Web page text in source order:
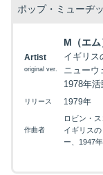
ポップ・ミューヂ
Artist
original ver.
M（エム
イギリス
ニューウ
1978年活
リリース 1979年
作曲者
ロビン・ス
イギリス
ー、1947年